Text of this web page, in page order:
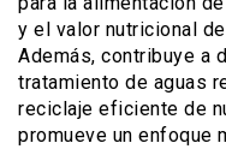
y el valor nutricional
Además, contribuye a
tratamiento de aguas
reciclaje eficiente de
promueve un enfoque